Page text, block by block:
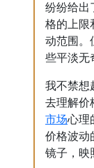
纷纷给出
格的上限
动范围。
些平淡无
我不禁想
去理解价
市场心理
价格波动
镜子，映